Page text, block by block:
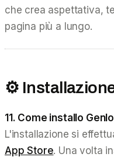
che crea aspettativa,
pagina più a lungo.
⚙️
11. Come installo
L'installazione si
App Store. Una volta